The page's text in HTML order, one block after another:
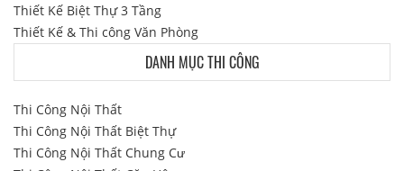
Thiết Kế Biệt Thự 3 Tầng
Thiết Kế & Thi công Văn Phòng
DANH MỤC THI CÔNG
Thi Công Nội Thất
Thi Công Nội Thất Biệt Thự
Thi Công Nội Thất Chung Cư